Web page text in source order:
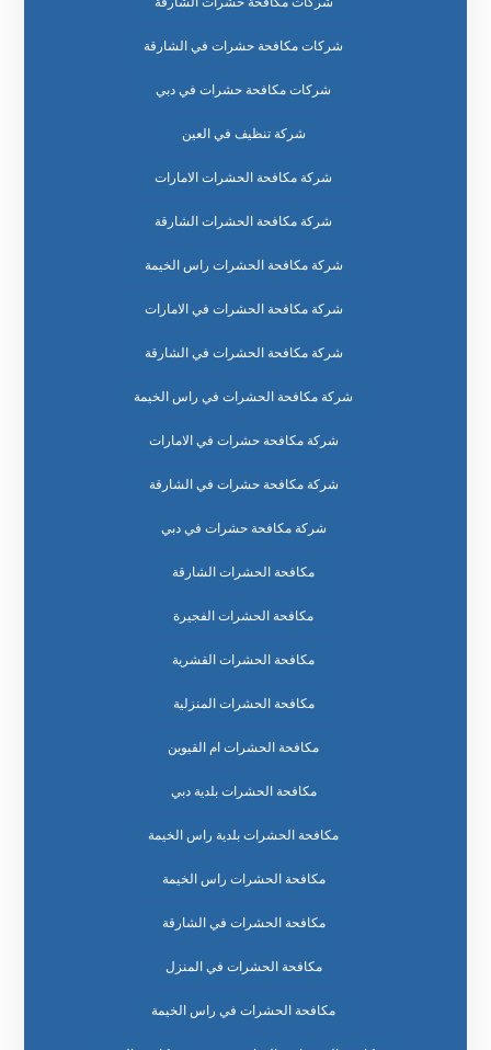
شركات مكافحة حشرات في الشارقة
شركات مكافحة حشرات في دبي
شركة تنظيف في العين
شركة مكافحة الحشرات الامارات
شركة مكافحة الحشرات الشارقة
شركة مكافحة الحشرات راس الخيمة
شركة مكافحة الحشرات في الامارات
شركة مكافحة الحشرات في الشارقة
شركة مكافحة الحشرات في راس الخيمة
شركة مكافحة حشرات في الامارات
شركة مكافحة حشرات في الشارقة
شركة مكافحة حشرات في دبي
مكافحة الحشرات الشارقة
مكافحة الحشرات الفجيرة
مكافحة الحشرات القشرية
مكافحة الحشرات المنزلية
مكافحة الحشرات ام القيوين
مكافحة الحشرات بلدية دبي
مكافحة الحشرات بلدية راس الخيمة
مكافحة الحشرات راس الخيمة
مكافحة الحشرات في الشارقة
مكافحة الحشرات في المنزل
مكافحة الحشرات في راس الخيمة